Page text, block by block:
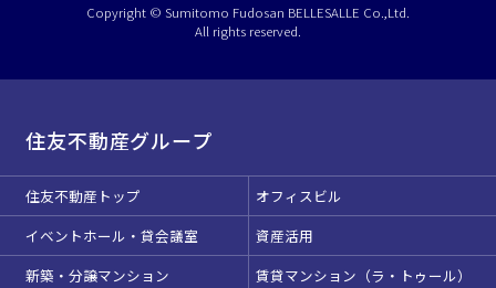
Copyright © Sumitomo Fudosan BELLESALLE Co.,Ltd.
All rights reserved.
住友不動産グループ
住友不動産トップ
オフィスビル
イベントホール・貸会議室
資産活用
新築・分譲マンション
賃貸マンション（ラ・トゥール）